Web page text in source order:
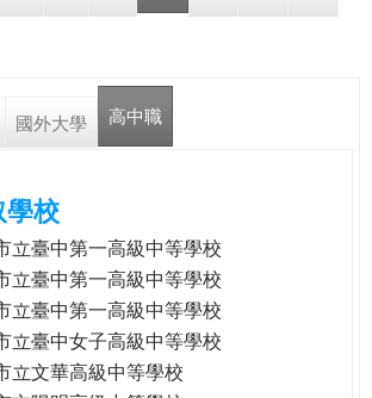
國外大學 高中職
學校
立臺中第一高級中等學校
立臺中第一高級中等學校
立臺中第一高級中等學校
立臺中女子高級中等學校
立文華高級中等學校